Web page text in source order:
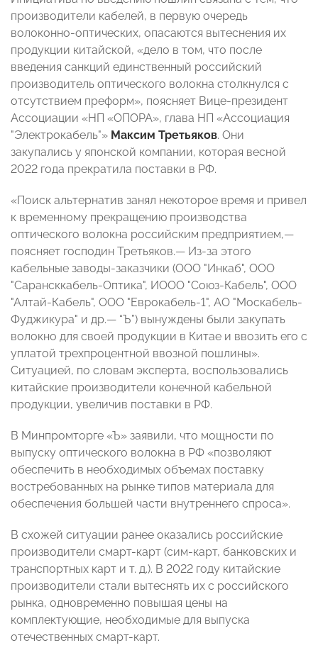
производители кабелей, в первую очередь
волоконно-оптических, опасаются вытеснения их
продукции китайской, «дело в том, что после
введения санкций единственный российский
производитель оптического волокна столкнулся с
отсутствием преформ», поясняет Вице-президент
Ассоциации «НП «ОПОРА», глава НП «Ассоциация
"Электрокабель"» Максим Третьяков. Они
закупались у японской компании, которая весной
2022 года прекратила поставки в РФ.
«Поиск альтернатив занял некоторое время и привел
к временному прекращению производства
оптического волокна российским предприятием,—
поясняет господин Третьяков.— Из-за этого
кабельные заводы-заказчики (ООО "Инкаб", ООО
"Сарансккабель-Оптика", ИООО "Союз-Кабель", ООО
"Алтай-Кабель", ООО "Еврокабель-1", АО "Москабель-
Фуджикура" и др.— “Ъ”) вынуждены были закупать
волокно для своей продукции в Китае и ввозить его с
уплатой трехпроцентной ввозной пошлины».
Ситуацией, по словам эксперта, воспользовались
китайские производители конечной кабельной
продукции, увеличив поставки в РФ.
В Минпромторге «Ъ» заявили, что мощности по
выпуску оптического волокна в РФ «позволяют
обеспечить в необходимых объемах поставку
востребованных на рынке типов материала для
обеспечения большей части внутреннего спроса».
В схожей ситуации ранее оказались российские
производители смарт-карт (сим-карт, банковских и
транспортных карт и т. д.). В 2022 году китайские
производители стали вытеснять их с российского
рынка, одновременно повышая цены на
комплектующие, необходимые для выпуска
отечественных смарт-карт.